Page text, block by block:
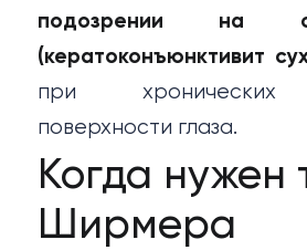
среда
до 21:00
аптеки
123-63-34
подозрении на
(кератоконъюнктивит
при хронических
поверхности глаза.
Когда нужен
Ширмера